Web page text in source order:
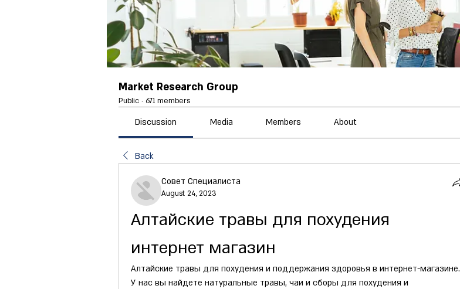
Market Research Group
Public · 671 members
Discussion Media Members About
Back
Совет Специалиста
August 24, 2023
Алтайские травы для похудения
интернет магазин
Алтайские травы для похудения и поддержания здоровья в интернет-магазине.
У нас вы найдете натуральные травы, чаи и сборы для похудения и